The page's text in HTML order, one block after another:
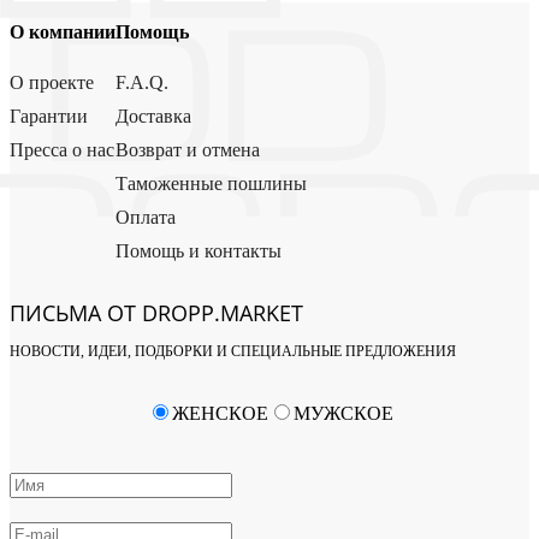
О компании
О проекте
Гарантии
Пресса о нас
Помощь
F.A.Q.
Доставка
Возврат и отмена
Таможенные пошлины
Оплата
Помощь и контакты
ПИСЬМА ОТ DROPP.MARKET
НОВОСТИ, ИДЕИ, ПОДБОРКИ И СПЕЦИАЛЬНЫЕ ПРЕДЛОЖЕНИЯ
ЖЕНСКОЕ МУЖСКОЕ